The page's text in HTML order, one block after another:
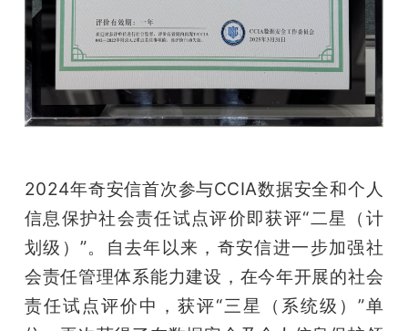
机
2024年奇安信首次参与CCIA数据安全和个人
信息保护社会责任试点评价即获评“二星（计
划级）”。自去年以来，奇安信进一步加强社
会责任管理体系能力建设，在今年开展的社会
责任试点评价中，获评“三星（系统级）”单